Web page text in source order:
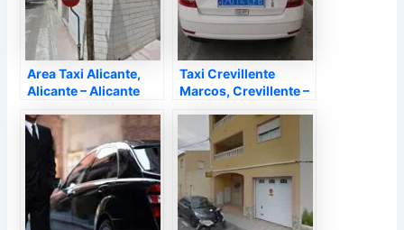
Area Taxi Alicante,
Alicante – Alicante
Taxi Crevillente
Marcos, Crevillente –